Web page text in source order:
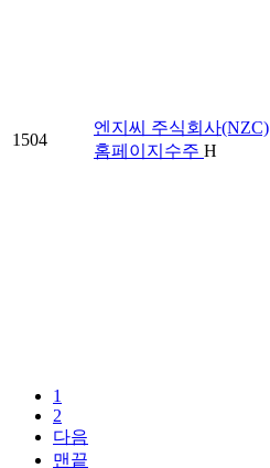
1504
엔지씨 주식회사(NZC)
홈페이지수주 H
1
2
다음
맨끝